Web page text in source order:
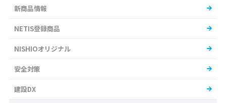
新商品情報
NETIS登録商品
NISHIOオリジナル
安全対策
建設DX